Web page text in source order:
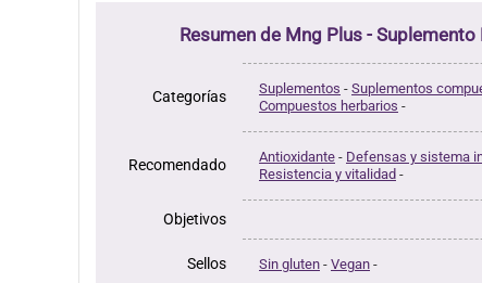
Resumen de Mng Plus -
Categorías Suplementos - Suplementos
Compuestos herbarios -
Recomendado Antioxidante - Defensas y sistema
Resistencia y vitalidad -
Objetivos
Sellos Sin gluten - Vegan -